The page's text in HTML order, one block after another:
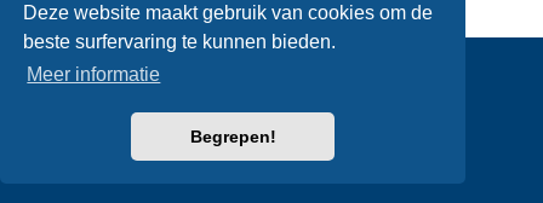
Deze website maakt gebruik van cookies om de
beste surfervaring te kunnen bieden.
Meer informatie
Begrepen!
phpBB Two Factor Authentication ©paul999